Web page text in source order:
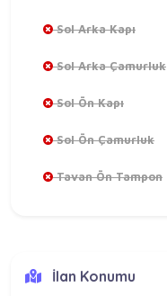
Sol Arka Kapı
Sol Arka Çamurluk
Sol Ön Kapı
Sol Ön Çamurluk
Tavan Ön Tampon
İlan Konumu